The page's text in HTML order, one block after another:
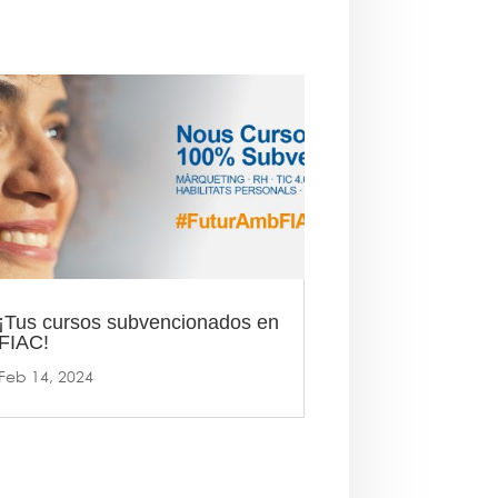
cursos subvencionados en
14, 2024